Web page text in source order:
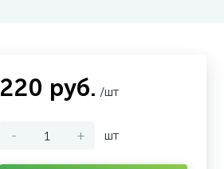
220 руб. /шт
- + шт